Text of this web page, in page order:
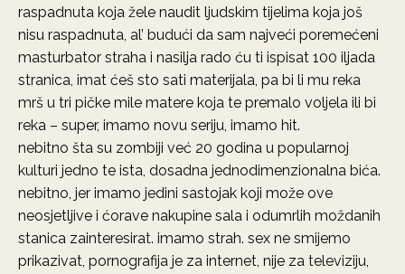
raspadnuta koja žele naudit ljudskim tijelima koja još
nisu raspadnuta, al’ budući da sam najveći poremećeni
masturbator straha i nasilja rado ću ti ispisat 100 iljada
stranica, imat ćeš sto sati materijala, pa bi li mu reka
mrš u tri pičke mile matere koja te premalo voljela ili bi
reka – super, imamo novu seriju, imamo hit.
nebitno šta su zombiji već 20 godina u popularnoj
kulturi jedno te ista, dosadna jednodimenzionalna bića.
nebitno, jer imamo jedini sastojak koji može ove
neosjetljive i ćorave nakupine sala i odumrlih moždanih
stanica zainteresirat. imamo strah. sex ne smijemo
prikazivat, pornografija je za internet, nije za televiziju,